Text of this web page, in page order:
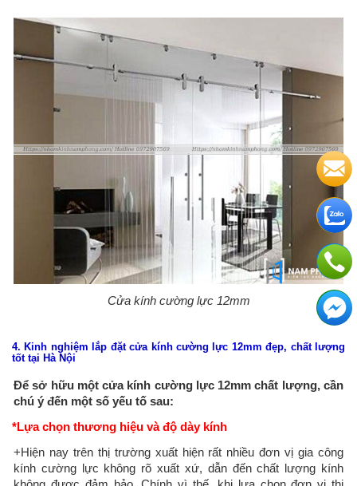
Cửa kính cường lực 12mm
4. Kinh nghiệm lắp đặt cửa kính cường lực 12mm đẹp, chất lượng
tốt tại Hà Nội
Để sở hữu một cửa kính cường lực 12mm chất lượng, cần
chú ý đến một số yếu tố sau:
*Lựa chọn thương hiệu và độ dày kính
+Hiện nay trên thị trường xuất hiện rất nhiều đơn vị gia công
kính cường lực không rõ xuất xứ, dẫn đến chất lượng kính